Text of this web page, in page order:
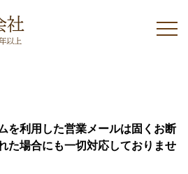
を利用した営業メールは固くお断
た場合にも一切対応しておりませ